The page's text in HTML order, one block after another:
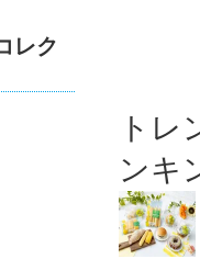
レク
トレ
ンキ